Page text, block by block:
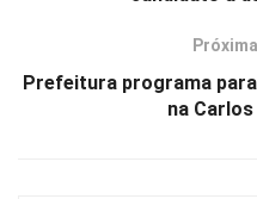
Prefeitura programa
na